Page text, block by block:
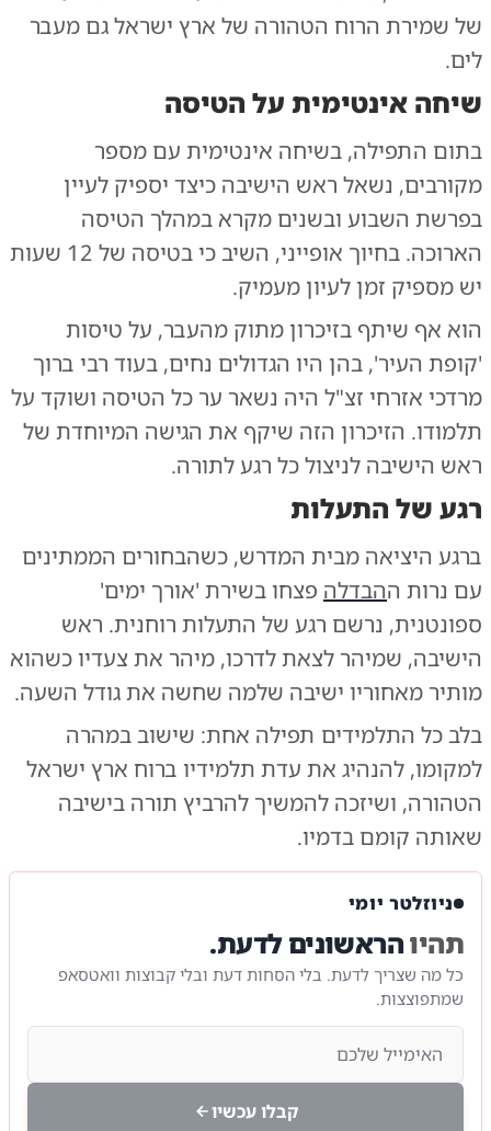
של שמירת הרוח הטהורה של ארץ ישראל גם מעבר
לים.
שיחה אינטימית על הטיסה
בתום התפילה, בשיחה אינטימית עם מספר
מקורבים, נשאל ראש הישיבה כיצד יספיק לעיין
בפרשת השבוע ובשנים מקרא במהלך הטיסה
הארוכה. בחיוך אופייני, השיב כי בטיסה של 12 שעות
יש מספיק זמן לעיון מעמיק.
הוא אף שיתף בזיכרון מתוק מהעבר, על טיסות
'קופת העיר', בהן היו הגדולים נחים, בעוד רבי ברוך
מרדכי אזרחי זצ"ל היה נשאר ער כל הטיסה ושוקד על
תלמודו. הזיכרון הזה שיקף את הגישה המיוחדת של
ראש הישיבה לניצול כל רגע לתורה.
רגע של התעלות
ברגע היציאה מבית המדרש, כשהבחורים הממתינים
עם נרות ההבדלה פצחו בשירת 'אורך ימים'
ספונטנית, נרשם רגע של התעלות רוחנית. ראש
הישיבה, שמיהר לצאת לדרכו, מיהר את צעדיו כשהוא
מותיר מאחוריו ישיבה שלמה שחשה את גודל השעה.
בלב כל התלמידים תפילה אחת: שישוב במהרה
למקומו, להנהיג את עדת תלמידיו ברוח ארץ ישראל
הטהורה, ושיזכה להמשיך להרביץ תורה בישיבה
שאותה קומם בדמיו.
ניוזלטר יומי
תהיוהראשונים לדעת.
כל מה שצריך לדעת. בלי הסחות דעת ובלי קבוצות וואטסאפ
שמתפוצצות.
קבלו עכשיו